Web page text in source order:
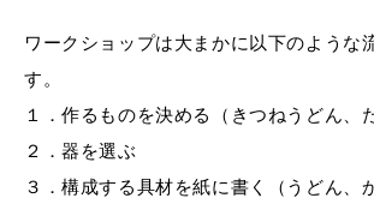
ワークショップは大まかに以下のような
す。
１．作るものを決める（きつねうどん、
２．器を選ぶ
３．構成する具材を紙に書く（うどん、